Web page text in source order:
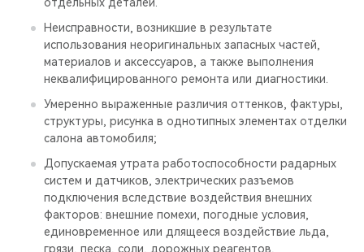
Неисправности, возникшие в результате
использования неоригинальных запасных частей,
материалов и аксессуаров, а также выполнения
неквалифицированного ремонта или диагностики.
Умеренно выраженные различия оттенков, фактуры,
структуры, рисунка в однотипных элементах отделки
салона автомобиля;
Допускаемая утрата работоспособности радарных
систем и датчиков, электрических разъемов
подключения вследствие воздействия внешних
факторов: внешние помехи, погодные условия,
единовременное или длящееся воздействие льда,
грязи, песка, соли, дорожных реагентов,